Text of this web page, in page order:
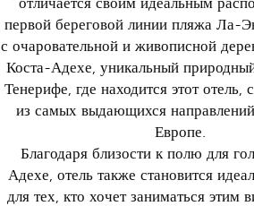
первой береговой линии пляжа Ла-
с очаровательной и живописной
Коста-Адехе, уникальный
Тенерифе, где находится этот отель,
из самых выдающихся
Европе.
Благодаря близости к полю для
Адехе, отель также становится
для тех, кто хочет заниматься этим